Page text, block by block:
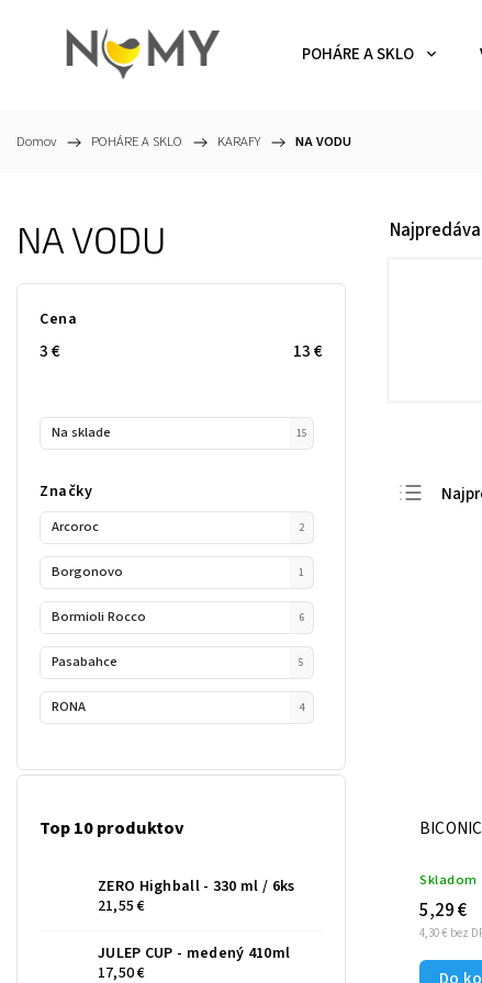
POHÁRE A SKLO
Domov / POHÁRE A SKLO / KARAFY / NA VODU
NA VODU
Cena
3€ 13€
Na sklade 15
Značky
Arcoroc 2
Borgonovo 1
Bormioli Rocco 6
Pasabahce 5
RONA 4
Top 10 produktov
ZERO Highball - 330 ml / 6ks
21,55 €
JULEP CUP - medený 410ml
17,50 €
Skladom
4,30 € bez
5,29 €